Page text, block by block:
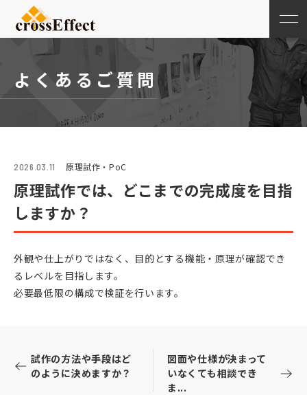
よくあるご質問
2026.03.11 原理試作・PoC
原理試作では、どこまでの完成度を目指
しますか？
外観や仕上がりではなく、目的とする機能・原理が確認でき
るレベルを目指します。
必要最低限の構成で検証を行います。
試作の方法や手段はど
のように決めますか？
図面や仕様が決まって
いなくても相談でき
ま...